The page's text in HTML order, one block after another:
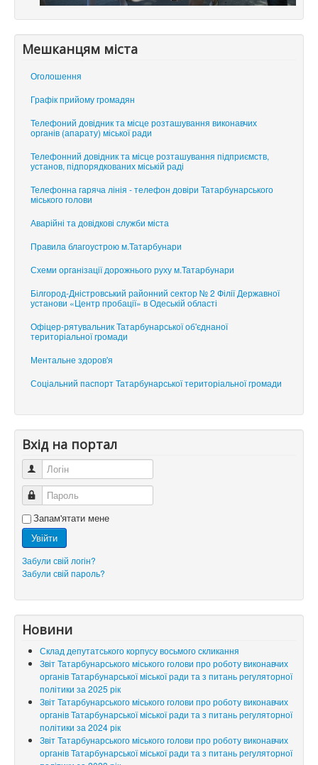
Мешканцям міста
Оголошення
Графік прийому громадян
Телефоний довідник та місце розташування виконавчих
органів (апарату) міської ради
Телефонний довідник та місце розташування підприємств,
установ, підпорядкованих міській раді
Телефонна гаряча лінія - телефон довіри Татарбунарського
міського голови
Аварійні та довідкові служби міста
Правила благоустрою м.Татарбунари
Схеми організації дорожнього руху м.Татарбунари
Білгород-Дністровський районний сектор № 2 Філії Державної
установи «Центр пробації» в Одеській області
Офіцер-рятувальник Татарбунарської об'єднаної
територіальної громади
Ментальне здоров'я
Соціальний паспорт Татарбунарської територіальної громади
Вхід на портал
Логін
Пароль
Запам'ятати мене
Увійти
Забули свій логін?
Забули свій пароль?
Новини
Склад депутатського корпусу восьмого скликання
Звіт Татарбунарського міського голови про роботу виконавчих
органів Татарбунарської міської ради та з питань регуляторної
політики за 2025 рік
Звіт Татарбунарського міського голови про роботу виконавчих
органів Татарбунарської міської ради та з питань регуляторної
політики за 2024 рік
Звіт Татарбунарського міського голови про роботу виконавчих
органів Татарбунарської міської ради та з питань регуляторної